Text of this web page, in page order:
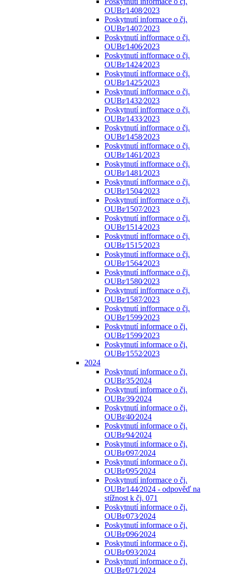
OUBr⁄1408⁄2023
Poskytnutí informace o čj.
OUBr⁄1407⁄2023
Poskytnutí infformace o čj.
OUBr⁄1406⁄2023
Poskytnutí infformace o čj.
OUBr⁄1424⁄2023
Poskytnutí infformace o čj.
OUBr⁄1425⁄2023
Poskytnutí infformace o čj.
OUBr⁄1432⁄2023
Poskytnutí infformace o čj.
OUBr⁄1433⁄2023
Poskytnutí infformace o čj.
OUBr⁄1458⁄2023
Poskytnutí infformace o čj.
OUBr⁄1461⁄2023
Poskytnutí infformace o čj.
OUBr⁄1481⁄2023
Poskytnutí infformace o čj.
OUBr⁄1504⁄2023
Poskytnutí infformace o čj.
OUBr⁄1507⁄2023
Poskytnutí infformace o čj.
OUBr⁄1514⁄2023
Poskytnutí infformace o čj.
OUBr⁄1515⁄2023
Poskytnutí infformace o čj.
OUBr⁄1564⁄2023
Poskytnutí infformace o čj.
OUBr⁄1580⁄2023
Poskytnutí infformace o čj.
OUBr⁄1587⁄2023
Poskytnutí infformace o čj.
OUBr⁄1599⁄2023
Poskytnutí informace o čj.
OUBr⁄1599⁄2023
Poskytnutí informace o čj.
OUBr⁄1552⁄2023
2024
Poskytnutí informace o čj.
OUBr⁄35⁄2024
Poskytnutí informace o čj.
OUBr⁄39⁄2024
Poskytnutí informace o čj.
OUBr⁄40⁄2024
Poskytnutí informace o čj.
OUBr⁄94⁄2024
Poskytnutí informace o čj.
OUBr⁄097⁄2024
Poskytnutí informace o čj.
OUBr⁄095⁄2024
Poskytnutí informace o čj.
OUBr⁄144⁄2024 - odpověď na
stížnost k čj. 071
Poskytnutí informace o čj.
OUBr⁄073⁄2024
Poskytnutí informace o čj.
OUBr⁄096⁄2024
Poskytnutí informace o čj.
OUBr⁄093⁄2024
Poskytnutí informace o čj.
OUBr⁄071⁄2024